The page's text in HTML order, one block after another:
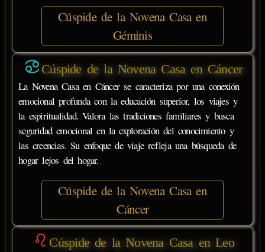
Cúspide de la Novena Casa en
Géminis
Cúspide de la Novena Casa en Cáncer
La Novena Casa en Cáncer se caracteriza por una conexión
emocional profunda con la educación superior, los viajes y
la espiritualidad. Valora las tradiciones familiares y busca
seguridad emocional en la exploración del conocimiento y
las creencias. Su enfoque de viaje refleja una búsqueda de
hogar lejos del hogar.
Cúspide de la Novena Casa en
Cáncer
Cúspide de la Novena Casa en Leo